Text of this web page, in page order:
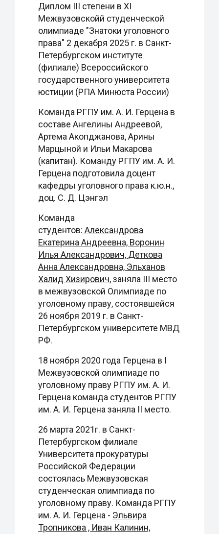
Диплом III степени в XI
Межвузовскойй студенческой
олимпиаде "Знатоки уголовного
права" 2 декабря 2025 г. в Санкт-
Петербургском институте
(филиале) Всероссийского
государственного университета
юстиции (РПА Минюста России)
Команда РГПУ им. А. И. Герцена в
составе Ангелины Андреевой,
Артема Акопджанова, Арины
Марцыной и Ильи Макарова
(капитан). Команду РГПУ им. А. И.
Герцена подготовила доцент
кафедры уголовного права к.ю.н.,
доц. С. Д. Цэнгэл
Команда
студентов: Александрова
Екатерина Андреевна, Воронин
Илья Александрович, Деткова
Анна Александровна, Эльханов
Халид Хизирович,заняла III место
в межвузовской Олимпиаде по
уголовному праву, состоявшейся
26 ноября 2019 г. в Санкт-
Петербургском университете МВД
РФ.
18 ноября 2020 года Герцена в I
Межвузовской олимпиаде по
уголовному праву РГПУ им. А. И.
Герцена команда студентов РГПУ
им. А. И. Герцена заняла II место.
26 марта 2021г. в Санкт-
Петербургском филиале
Университета прокуратуры
Российской Федерации
состоялась Межвузовская
студенческая олимпиада по
уголовному праву. Команда РГПУ
им. А. И. Герцена - Эльвира
Тропникова , Иван Калинин,